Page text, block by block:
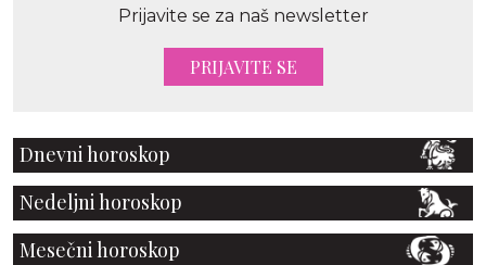
Prijavite se za naš newsletter
PRIJAVITE SE
Dnevni horoskop
Nedeljni horoskop
Mesečni horoskop